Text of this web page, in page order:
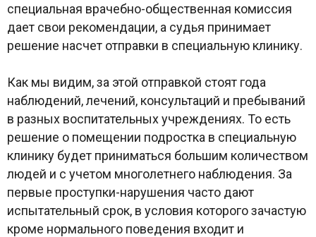
специальная врачебно-общественная комиссия
дает свои рекомендации, а судья принимает
решение насчет отправки в специальную клинику.
Как мы видим, за этой отправкой стоят года
наблюдений, лечений, консультаций и пребываний
в разных воспитательных учреждениях. То есть
решение о помещении подростка в специальную
клинику будет приниматься большим количеством
людей и с учетом многолетнего наблюдения. За
первые проступки-нарушения часто дают
испытательный срок, в условия которого зачастую
кроме нормального поведения входит и